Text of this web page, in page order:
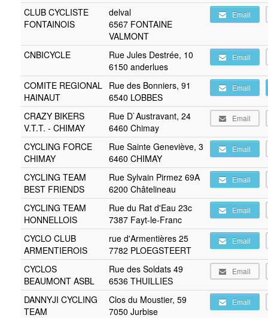
CLUB CYCLISTE
FONTAINOIS
delval
6567 FONTAINE
VALMONT
Email
CNBICYCLE
Rue Jules Destrée, 10
6150 anderlues
Email
COMITE REGIONAL
HAINAUT
Rue des Bonniers, 91
6540 LOBBES
Email
CRAZY BIKERS
V.T.T. - CHIMAY
Rue D`Austravant, 24
6460 Chimay
Email
CYCLING FORCE
CHIMAY
Rue Sainte Geneviève, 3
6460 CHIMAY
Email
CYCLING TEAM
BEST FRIENDS
Rue Sylvain Pirmez 69A
6200 Châtelineau
Email
CYCLING TEAM
HONNELLOIS
Rue du Rat d'Eau 23c
7387 Fayt-le-Franc
Email
CYCLO CLUB
ARMENTIEROIS
rue d'Armentières 25
7782 PLOEGSTEERT
Email
CYCLOS
BEAUMONT ASBL
Rue des Soldats 49
6536 THUILLIES
Email
DANNYJI CYCLING
TEAM
Clos du Moustier, 59
7050 Jurbise
Email